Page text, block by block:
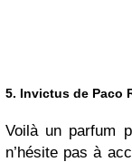
5. Invictus de Paco
Voilà un parfum
n’hésite pas à